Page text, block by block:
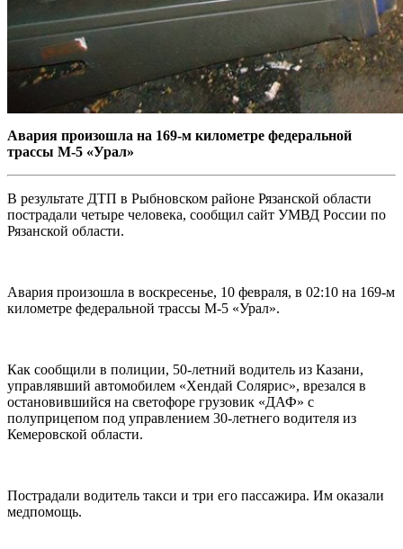
Авария произошла на 169-м километре федеральной
трассы М-5 «Урал»
В результате ДТП в Рыбновском районе Рязанской области
пострадали четыре человека, сообщил сайт УМВД России по
Рязанской области.
Авария произошла в воскресенье, 10 февраля, в 02:10 на 169-м
километре федеральной трассы М-5 «Урал».
Как сообщили в полиции, 50-летний водитель из Казани,
управлявший автомобилем «Хендай Солярис», врезался в
остановившийся на светофоре грузовик «ДАФ» с
полуприцепом под управлением 30-летнего водителя из
Кемеровской области.
Пострадали водитель такси и три его пассажира. Им оказали
медпомощь.